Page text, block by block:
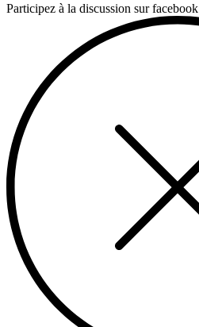
Participez à la discussion sur facebook